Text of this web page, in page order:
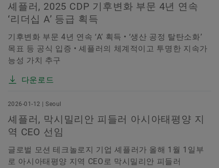
셰플러, 2025 CDP 기후변화 부문 4년 연속
‘리더십 A’ 등급 획득
기후변화 부문 4년 연속 ‘A’ 획득 • ‘생산 공정 탈탄소화’
목표 등 공식 입증 • 셰플러의 체계적이고 투명한 지속가
능성 가치 추구
다운로드
2026-01-12 | Seoul
셰플러, 막시밀리안 피들러 아시아태평양 지
역 CEO 선임
글로벌 모션 테크놀로지 기업 셰플러가 올해 1월 1일부
로 아시아태평양 지역 CEO로 막시밀리안 피들러